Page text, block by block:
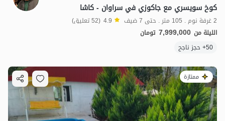
كوخ سويسري مع جاكوزي في سراوان - كاشا
2 غرفة نوم . 105 متر . حتى 7 ضيف 4.9 (52 تعليق)
الليلة من 7,999,000 تومان
50+ حجز ناجح
ممتازة